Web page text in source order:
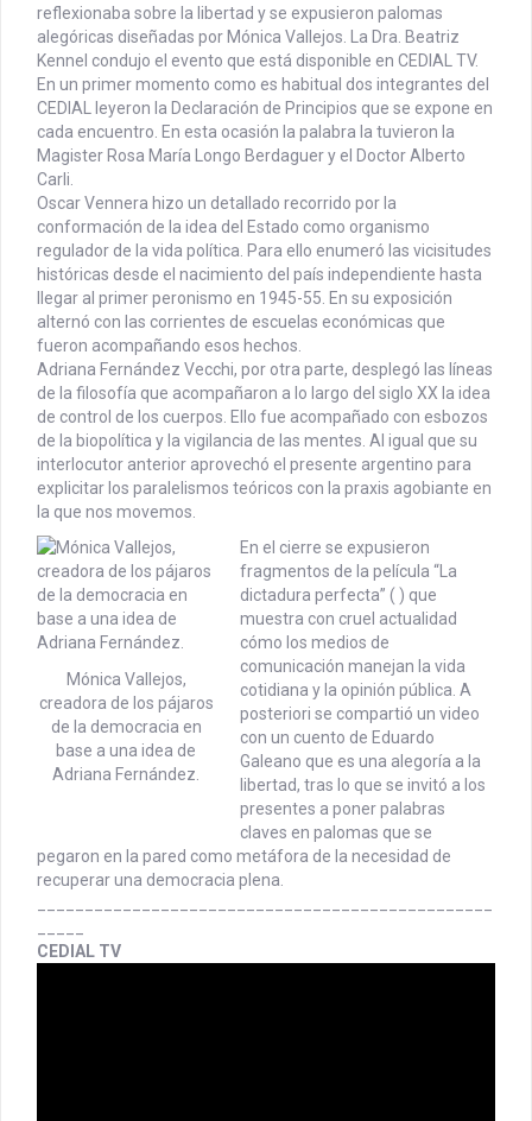
reflexionaba sobre la libertad y se expusieron palomas
alegóricas diseñadas por Mónica Vallejos. La Dra. Beatriz
Kennel condujo el evento que está disponible en CEDIAL TV.
En un primer momento como es habitual dos integrantes del
CEDIAL leyeron la Declaración de Principios que se expone en
cada encuentro. En esta ocasión la palabra la tuvieron la
Magister Rosa María Longo Berdaguer y el Doctor Alberto
Carli.
Oscar Vennera hizo un detallado recorrido por la
conformación de la idea del Estado como organismo
regulador de la vida política. Para ello enumeró las vicisitudes
históricas desde el nacimiento del país independiente hasta
llegar al primer peronismo en 1945-55. En su exposición
alternó con las corrientes de escuelas económicas que
fueron acompañando esos hechos.
Adriana Fernández Vecchi, por otra parte, desplegó las líneas
de la filosofía que acompañaron a lo largo del siglo XX la idea
de control de los cuerpos. Ello fue acompañado con esbozos
de la biopolítica y la vigilancia de las mentes. Al igual que su
interlocutor anterior aprovechó el presente argentino para
explicitar los paralelismos teóricos con la praxis agobiante en
la que nos movemos.
Mónica Vallejos,
creadora de los pájaros
de la democracia en
base a una idea de
Adriana Fernández.
En el cierre se expusieron
fragmentos de la película “La
dictadura perfecta” ( ) que
muestra con cruel actualidad
cómo los medios de
comunicación manejan la vida
cotidiana y la opinión pública. A
posteriori se compartió un video
con un cuento de Eduardo
Galeano que es una alegoría a la
libertad, tras lo que se invitó a los
presentes a poner palabras
claves en palomas que se
pegaron en la pared como metáfora de la necesidad de
recuperar una democracia plena.
CEDIAL TV